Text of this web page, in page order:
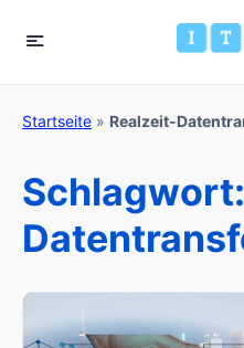
Startseite » Realzeit-
Schlagwort: